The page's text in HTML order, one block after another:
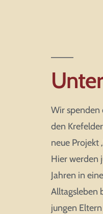
Wir spenden
den
neue Projekt
Hier werden
Jahren in
Alltagsleben
jungen